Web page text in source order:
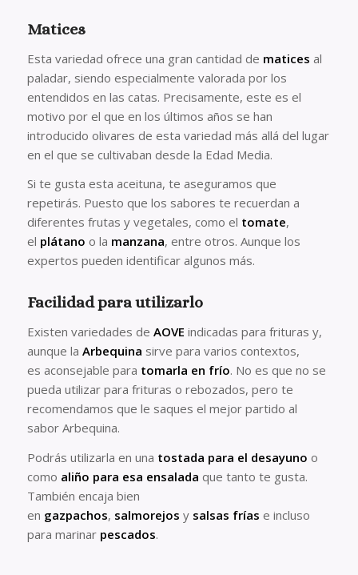
Matices
Esta variedad ofrece una gran cantidad de matices al
paladar, siendo especialmente valorada por los
entendidos en las catas. Precisamente, este es el
motivo por el que en los últimos años se han
introducido olivares de esta variedad más allá del lugar
en el que se cultivaban desde la Edad Media.
Si te gusta esta aceituna, te aseguramos que
repetirás. Puesto que los sabores te recuerdan a
diferentes frutas y vegetales, como el tomate,
el plátano o la manzana, entre otros. Aunque los
expertos pueden identificar algunos más.
Facilidad para utilizarlo
Existen variedades de AOVE indicadas para frituras y,
aunque la Arbequina sirve para varios contextos,
es aconsejable para tomarla en frío. No es que no se
pueda utilizar para frituras o rebozados, pero te
recomendamos que le saques el mejor partido al
sabor Arbequina.
Podrás utilizarla en una tostada para el desayuno o
como aliño para esa ensalada que tanto te gusta.
También encaja bien
en gazpachos, salmorejos y salsas frías e incluso
para marinar pescados.